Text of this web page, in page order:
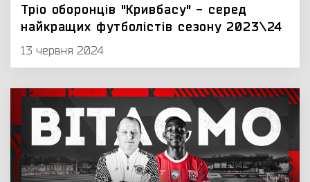
Тріо оборонців "Кривбасу" - серед
найкращих футболістів сезону 2023\24
13 червня 2024